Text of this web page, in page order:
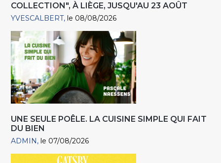
COLLECTION", À LIÈGE, JUSQU'AU 23 AOÛT
YVESCALBERT le 08/08/2026
UNE SEULE POÊLE. LA CUISINE SIMPLE QUI FAIT
DU BIEN
ADMIN le 07/08/2026